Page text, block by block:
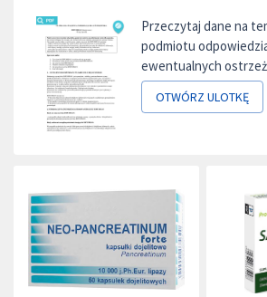
Przeczytaj dane na
podmiotu
ewentualnych
OTWÓRZ ULOTKĘ